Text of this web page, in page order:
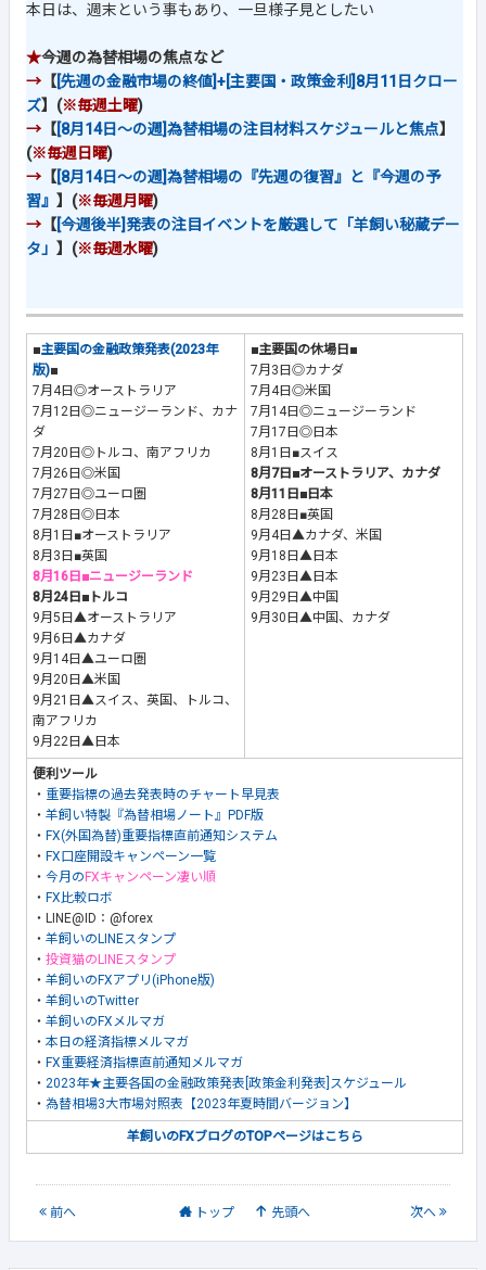
本日は、週末という事もあり、一旦様子見としたい
★今週の為替相場の焦点など
→ 【[先週の金融市場の終値]+[主要国・政策金利]8月11日クロー
ズ】(※毎週土曜)
→ 【[8月14日～の週]為替相場の注目材料スケジュールと焦点】
(※毎週日曜)
→ 【[8月14日～の週]為替相場の『先週の復習』と『今週の予
習』 】(※毎週月曜)
→ 【[今週後半]発表の注目イベントを厳選して「羊飼い秘蔵デー
タ」 】(※毎週水曜)
■主要国の金融政策発表(2023年
版)■
7月4日◎オーストラリア
7月12日◎ニュージーランド、カナ
ダ
7月20日◎トルコ、南アフリカ
7月26日◎米国
7月27日◎ユーロ圏
7月28日◎日本
8月1日■オーストラリア
8月3日■英国
8月16日■ニュージーランド
8月24日■トルコ
9月5日▲オーストラリア
9月6日▲カナダ
9月14日▲ユーロ圏
9月20日▲米国
9月21日▲スイス、英国、トルコ、
南アフリカ
9月22日▲日本
■主要国の休場日■
7月3日◎カナダ
7月4日◎米国
7月14日◎ニュージーランド
7月17日◎日本
8月1日■スイス
8月7日■オーストラリア、カナダ
8月11日■日本
8月28日■英国
9月4日▲カナダ、米国
9月18日▲日本
9月23日▲日本
9月29日▲中国
9月30日▲中国、カナダ
便利ツール
・ 重要指標の過去発表時のチャート早見表
・ 羊飼い特製『為替相場ノート』PDF版
・ FX(外国為替)重要指標直前通知システム
・ FX口座開設キャンペーン一覧
・ 今月の FXキャンペーン凄い順
・ FX比較ロボ
・LINE@ID：@forex
・ 羊飼いのLINEスタンプ
・ 投資猫のLINEスタンプ
・ 羊飼いのFXアプリ(iPhone版)
・ 羊飼いのTwitter
・ 羊飼いのFXメルマガ
・ 本日の経済指標メルマガ
・ FX重要経済指標直前通知メルマガ
・ 2023年★主要各国の金融政策発表[政策金利発表]スケジュール
・ 為替相場3大市場対照表【2023年夏時間バージョン】
羊飼いのFXブログのTOPページはこちら
前へ トップ 先頭へ 次へ